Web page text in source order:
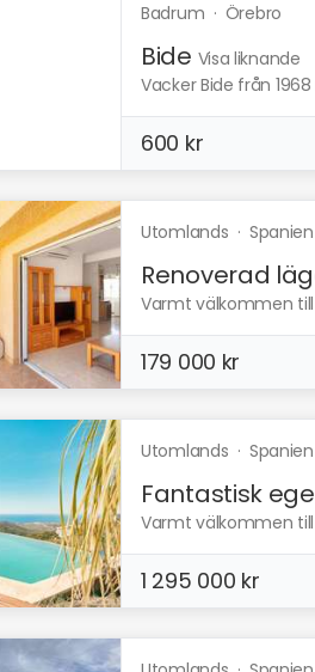
Badrum · Örebro
Bide Visa liknande
Vacker Bide från
600 kr
Utomlands · Spanien
Renoverad
Varmt välkommen
179 000 kr
Utomlands · Spanien
Fantastisk
Varmt välkommen
1 295 000 kr